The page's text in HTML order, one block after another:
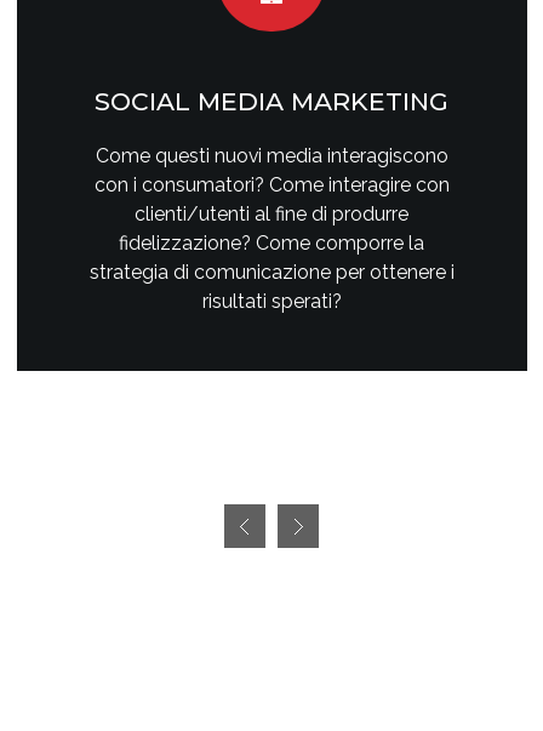
SOCIAL MEDIA MARKETING
Come questi nuovi media interagiscono
con i consumatori? Come interagire con
clienti/utenti al fine di produrre
fidelizzazione? Come comporre la
strategia di comunicazione per ottenere i
risultati sperati?